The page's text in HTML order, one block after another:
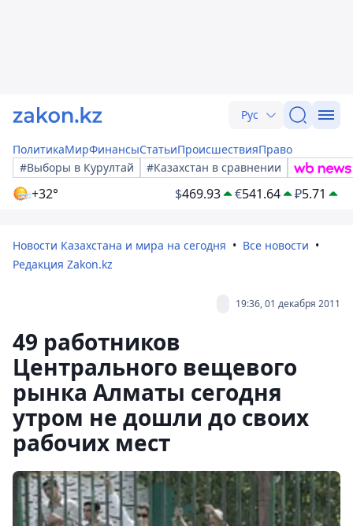
Рус
ПолитикаМирФинансыСтатьиПроисшествияПраво
#Выборы в Курултай
#Казахстан в сравнении
+32° $469.93 €541.64 ₽5.71
Новости Казахстана и мира на сегодня
Все новости
Редакция Zakon.kz
19:36, 01 декабря 2011
49 работников
Центрального вещевого
рынка Алматы сегодня
утром не дошли до своих
рабочих мест